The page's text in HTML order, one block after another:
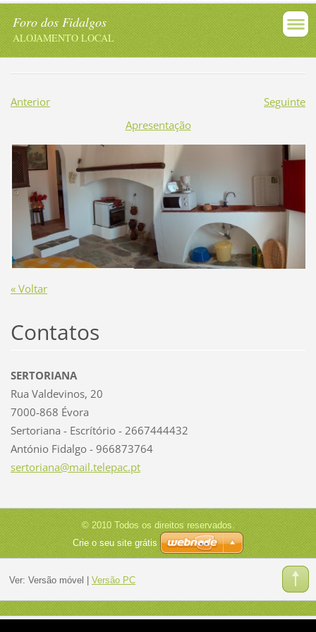
Foro dos Fidalgos
ALOJAMENTO LOCAL
Anterior
Seguinte
Apresentação
« Voltar
Contatos
SERTORIANA
Rua Valdevinos, 20
7000-868 Évora
Sertoriana - Escrítório - 2667444432
António Fidalgo - 966873764
sertoriana@mail.telepac.pt
© 2010 Todos os direitos reservados.
Crie o seu site grátis
Ver: Versão móvel | Versão PC